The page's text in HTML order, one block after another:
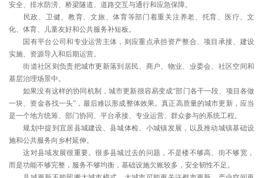
安全、排水防涝、桥梁隧道、道路交互与通行和应急保障。
民政、卫健、教育、文旅、体育等部门着重关注养老、托育、医疗、文
化、体育、儿童友好和公共服务补短板。
国有平台公司和专业运营主体，则应重点承担资产整合、项目承接、建设
实施、资源导入和后期运营。
街道社区则负责把城市更新落到居民、商户、物业、业委会、社区空间和
基层治理场景中。
如果没有这样的协同机制，城市更新很容易变成“部门各干一段、项目各做
一块、资金各找一头”，最后难以形成整体效果。真正高质量的城市更新，应当
是一个地方统筹、部门协同、平台承接、专业运营、群众参与的系统工程。
规划中提到宜居县城建设、县城体检、小城镇发展，以及推动城镇基础设
施和公共服务向乡村延伸。
这对县域发展很重要。很多县城过去的问题，不是楼不够高、街不够宽，
而是功能不够完整，服务不够均衡，基础设施欠账较多，安全韧性不足。